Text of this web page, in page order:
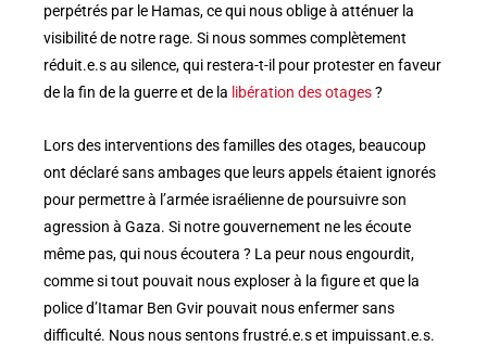
perpétrés par le Hamas, ce qui nous oblige à atténuer la
visibilité de notre rage. Si nous sommes complètement
réduit.e.s au silence, qui restera-t-il pour protester en faveur
de la fin de la guerre et de la libération des otages?
Lors des interventions des familles des otages, beaucoup
ont déclaré sans ambages que leurs appels étaient ignorés
pour permettre à l’armée israélienne de poursuivre son
agression à Gaza. Si notre gouvernement ne les écoute
même pas, qui nous écoutera ? La peur nous engourdit,
comme si tout pouvait nous exploser à la figure et que la
police d’Itamar Ben Gvir pouvait nous enfermer sans
difficulté. Nous nous sentons frustré.e.s et impuissant.e.s.